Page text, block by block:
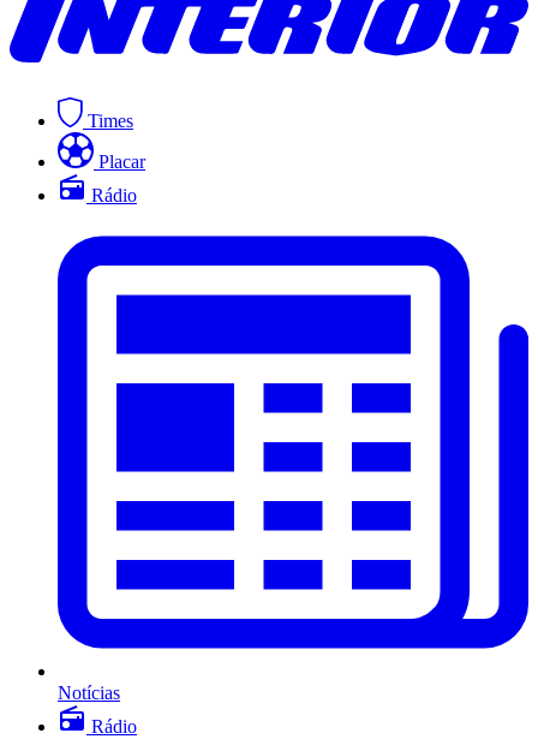
Times
Placar
Rádio
Notícias
Rádio